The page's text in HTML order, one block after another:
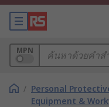
MPN
/ Personal
Equipment &